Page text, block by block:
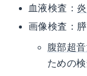
血液検査：
画像検査：
腹部超
ための